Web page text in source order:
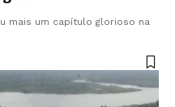
mais um capítulo glorioso na